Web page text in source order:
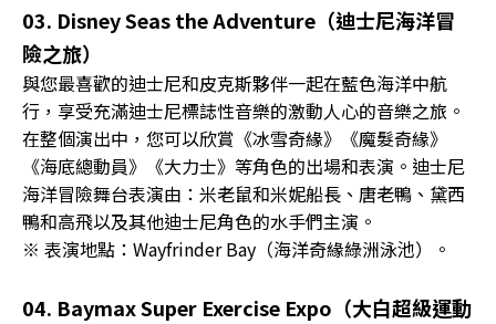
03. Disney Seas the Adventure（迪士尼海洋冒
險之旅）
與您最喜歡的迪士尼和皮克斯夥伴一起在藍色海洋中航
行，享受充滿迪士尼標誌性音樂的激動人心的音樂之旅。
在整個演出中，您可以欣賞《冰雪奇緣》《魔髮奇緣》
《海底總動員》《大力士》等角色的出場和表演。迪士尼
海洋冒險舞台表演由：米老鼠和米妮船長、唐老鴨、黛西
鴨和高飛以及其他迪士尼角色的水手們主演。
※ 表演地點：Wayfrinder Bay（海洋奇緣綠洲泳池）。
04. Baymax Super Exercise Expo（大白超級運動